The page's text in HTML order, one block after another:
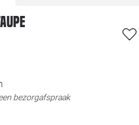
bezorgafspraak